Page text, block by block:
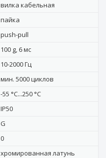
вилка кабельная
пайка
push-pull
100 g, 6 мс
10-2000 Гц
мин. 5000 циклов
-55 °C...250 °C
IP50
G
0
хромированная латунь